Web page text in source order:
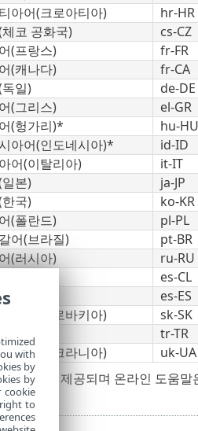
아어(크로아티아)
hr-HR
코 공화국)
cs-CZ
(프랑스)
fr-FR
(캐나다)
fr-CA
일)
de-DE
(그리스)
el-GR
(헝가리)*
hu-HU
아어(인도네시아)*
id-ID
어(이탈리아)
it-IT
본)
ja-JP
국)
ko-KR
(폴란드)
pl-PL
어(브라질)
pt-BR
(러시아)
ru-RU
es-CL
(스페인)
es-ES
키아어(슬로바키아)
sk-SK
키)
tr-TR
나어(우크라니아)
uk-UA
언어로 제공되며 온라인 도움말
with
by
by
cookie
to